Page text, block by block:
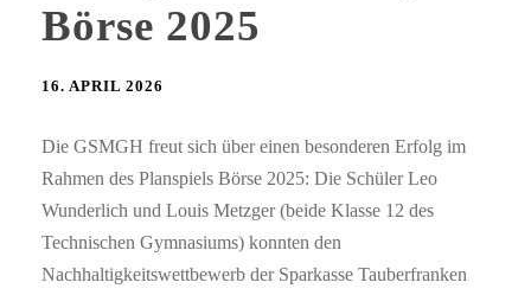
Börse 2025
16. APRIL 2026
Die GSMGH freut sich über einen besonderen Erfolg im
Rahmen des Planspiels Börse 2025: Die Schüler Leo
Wunderlich und Louis Metzger (beide Klasse 12 des
Technischen Gymnasiums) konnten den
Nachhaltigkeitswettbewerb der Sparkasse Tauberfranken